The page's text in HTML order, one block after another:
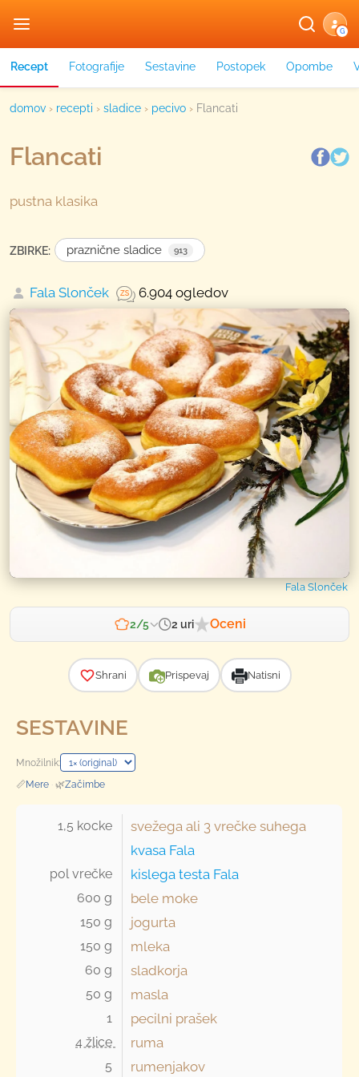
G
Recept Fotografije Sestavine Postopek Opombe
domov › recepti › sladice › pecivo › Flancati
Flancati
pustna klasika
ZBIRKE: praznične sladice 913
Fala Slonček 6.904 ogledov
Fala Slonček
2/5 2 uri Oceni
Shrani Prispevaj Natisni
SESTAVINE
Množilnik:
📏Mere · 🌿Začimbe
1,5 kocke svežega ali 3 vrečke suhega
kvasa Fala
pol vrečke kislega testa Fala
600 g bele moke
150 g jogurta
150 g mleka
60 g sladkorja
50 g masla
1 pecilni prašek
4 žlice ruma
5
rumenjakov